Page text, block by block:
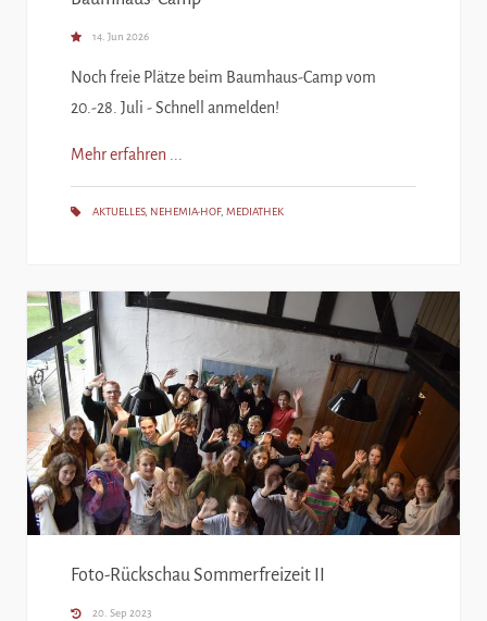
14. Jun 2026
Noch freie Plätze beim Baumhaus-Camp vom
20.-28. Juli - Schnell anmelden!
Mehr erfahren ...
AKTUELLES, NEHEMIA-HOF, MEDIATHEK
Foto-Rückschau Sommerfreizeit II
20. Sep 2023